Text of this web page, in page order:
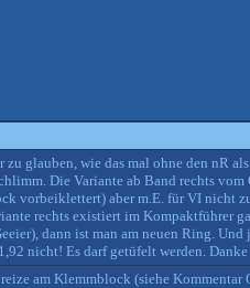
glauben, wie das mal ohne den nR
Die Variante ab Band rechts
vorbeiklettert) aber m.E. für VI nicht
rechts existiert im Kompaktführer
dann ist man am neuen Ring.
nicht! Es darf getüfelt werden.
am Klemmblock (siehe